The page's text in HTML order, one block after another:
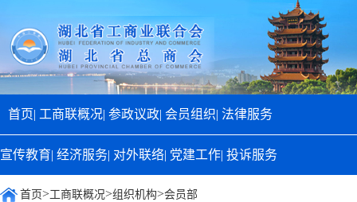
首页| 工商联概况| 参政议政| 会员组织| 法律服务
宣传教育| 经济服务| 对外联络| 党建工作| 投诉服务
首页>工商联概况>组织机构>会员部